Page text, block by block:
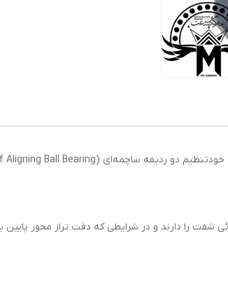
شفت را دارند و در شرایطی که دقت تراز محور